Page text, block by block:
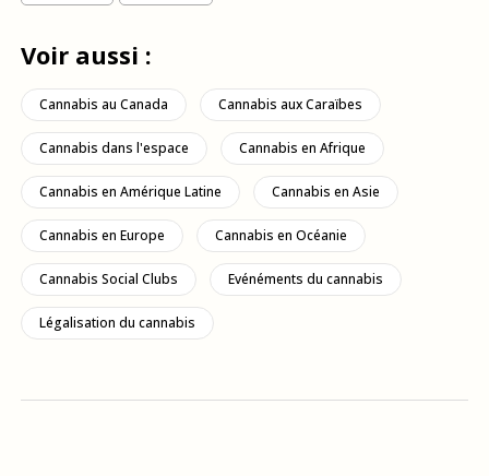
Voir aussi :
Cannabis au Canada Cannabis aux Caraïbes
Cannabis dans l'espace Cannabis en Afrique
Cannabis en Amérique Latine Cannabis en Asie
Cannabis en Europe Cannabis en Océanie
Cannabis Social Clubs Evénéments du cannabis
Légalisation du cannabis